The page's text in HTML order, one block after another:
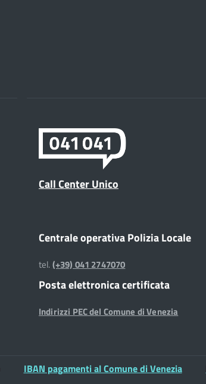
Call Center Unico
Centrale operativa Polizia Locale
tel.(+39) 041 2747070
Posta elettronica certificata
Indirizzi PEC del Comune di Venezia
IBAN pagamenti al Comune di Venezia